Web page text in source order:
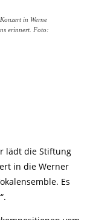
in Werne
erinnert. Foto:
lädt die Stiftung
in die Werner
Es